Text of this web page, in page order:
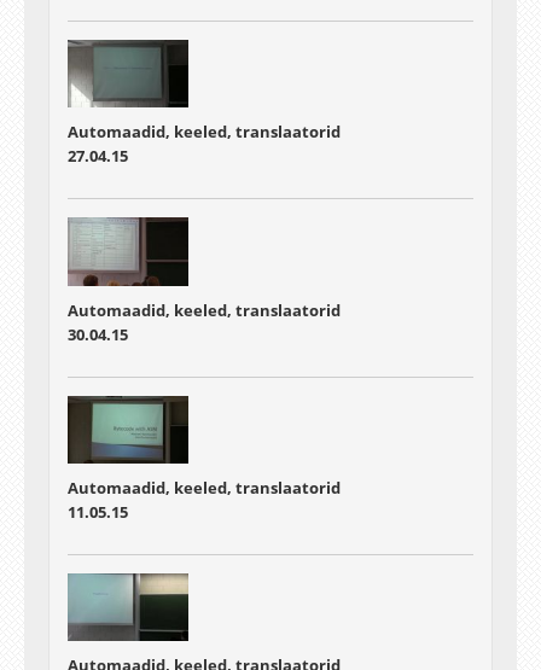
Automaadid, keeled, translaatorid
27.04.15
Automaadid, keeled, translaatorid
30.04.15
Automaadid, keeled, translaatorid
11.05.15
Automaadid, keeled, translaatorid